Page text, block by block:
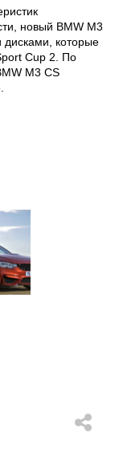
новый BMW M3
дисками, которые
Cup 2. По
M3 CS